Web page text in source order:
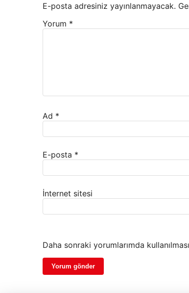
E-posta adresiniz yayınlanmayacak.
Yorum *
Ad *
E-posta *
İnternet sitesi
Daha sonraki yorumlarımda